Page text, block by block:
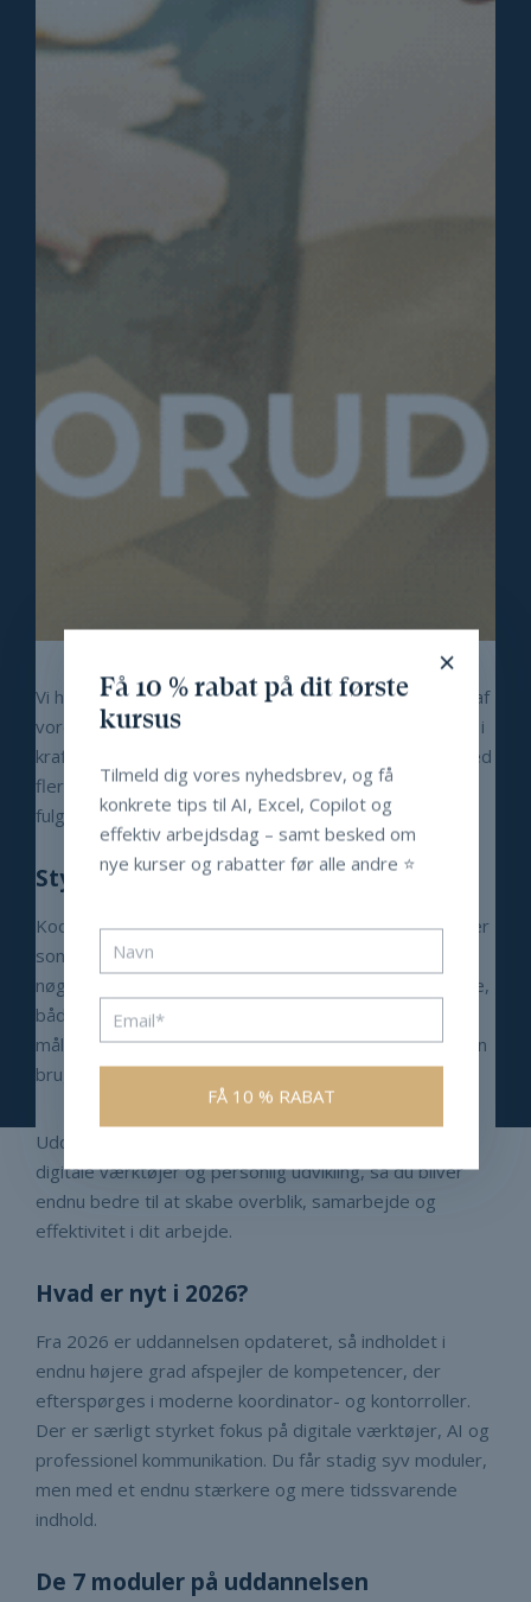
×
Få 10 % rabat på dit første
kursus
Tilmeld dig vores nyhedsbrev, og få
konkrete tips til AI, Excel, Copilot og
effektiv arbejdsdag – samt besked om
nye kurser og rabatter før alle andre ⭐️
Vi har glæden af at præsentere en opdateret version af
vores populæreKoordinatoruddannelse
, som er trådt i
kraft i det nye år. Uddannelsen er blevet forbedret med
flere moduler og endnu mere værdi, uden at prisen er
fulgt med op.
Styrk din rolle som koordinator
Koordinatoruddannelsen er udviklet til dig, der arbejder
som koordinator, sekretær, PA eller administrativ
nøglemedarbejder og ønsker at stå stærkere i din rolle,
både fagligt og personligt. På syv moduler får du
målrettet undervisning og konkrete værktøjer, som kan
bruges direkte i din hverdag.
Uddannelsen kombinerer kommunikation, struktur,
digitale værktøjer og personlig udvikling, så du bliver
endnu bedre til at skabe overblik, samarbejde og
effektivitet i dit arbejde.
Hvad er nyt i 2026?
Fra 2026 er uddannelsen opdateret, så indholdet i
endnu højere grad afspejler de kompetencer, der
efterspørges i moderne koordinator- og kontorroller.
Der er særligt styrket fokus på digitale værktøjer, AI og
professionel kommunikation. Du får stadig syv moduler,
men med et endnu stærkere og mere tidssvarende
indhold.
De 7 moduler på uddannelsen